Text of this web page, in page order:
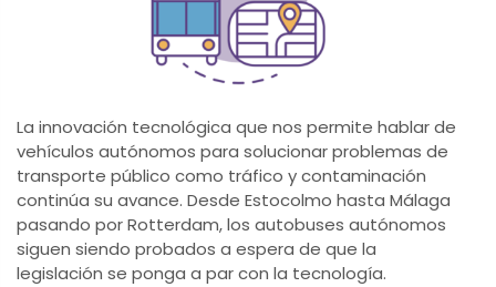
La innovación tecnológica que nos permite hablar de
vehículos autónomos para solucionar problemas de
transporte público como tráfico y contaminación
continúa su avance. Desde Estocolmo hasta Málaga
pasando por Rotterdam, los autobuses autónomos
siguen siendo probados a espera de que la
legislación se ponga a par con la tecnología.